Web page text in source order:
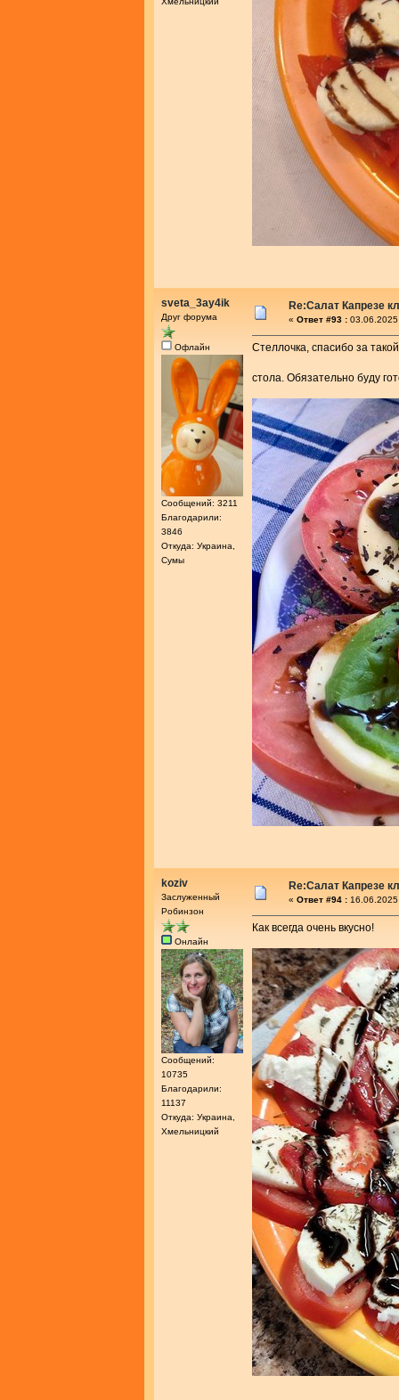
sveta_3ay4ik
Друг форума
Офлайн
Сообщений: 3211
Благодарили:
3846
Откуда: Украина,
Сумы
Re:Салат Капрезе
« Ответ #93 :
Стеллочка, спасибо за
стола. Обязательно буду
koziv
Заслуженный
Робинзон
Онлайн
Сообщений:
10735
Благодарили:
11137
Откуда: Украина,
Хмельницкий
Re:Салат Капрезе
« Ответ #94 :
Как всегда очень вкусно!